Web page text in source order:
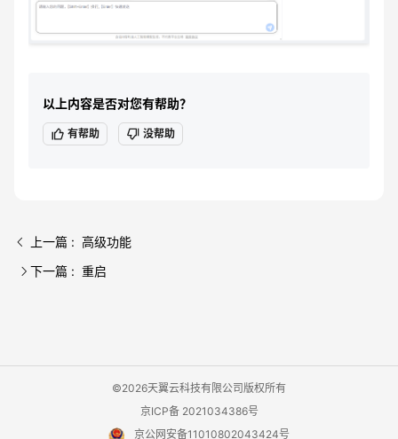
以上内容是否对您有帮助？
有帮助 没帮助
上一篇 : 高级功能
下一篇 : 重启
©2026天翼云科技有限公司版权所有
京ICP备 2021034386号
京公网安备11010802043424号